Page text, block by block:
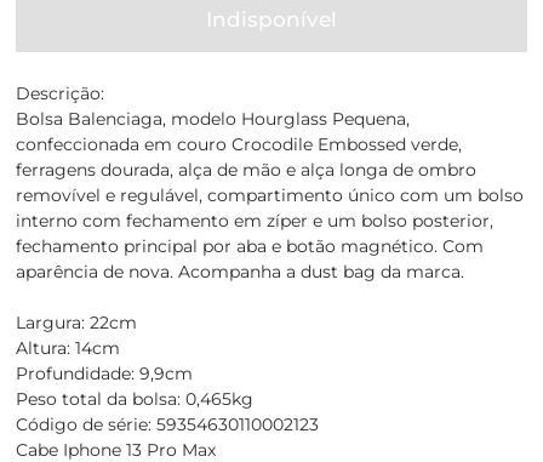
Indisponível
Descrição:
Bolsa Balenciaga, modelo Hourglass Pequena,
confeccionada em couro Crocodile Embossed verde,
ferragens dourada, alça de mão e alça longa de ombro
removível e regulável, compartimento único com um bolso
interno com fechamento em zíper e um bolso posterior,
fechamento principal por aba e botão magnético. Com
aparência de nova. Acompanha a dust bag da marca.
Largura: 22cm
Altura: 14cm
Profundidade: 9,9cm
Peso total da bolsa: 0,465kg
Código de série: 59354630110002123
Cabe Iphone 13 Pro Max